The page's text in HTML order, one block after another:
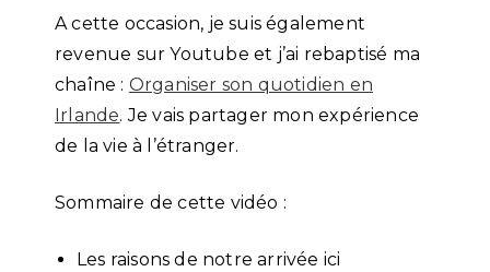
A cette occasion, je suis également
revenue sur Youtube et j’ai rebaptisé ma
chaîne : Organiser son quotidien en
Irlande. Je vais partager mon expérience
de la vie à l’étranger.
Sommaire de cette vidéo :
Les raisons de notre arrivée ici